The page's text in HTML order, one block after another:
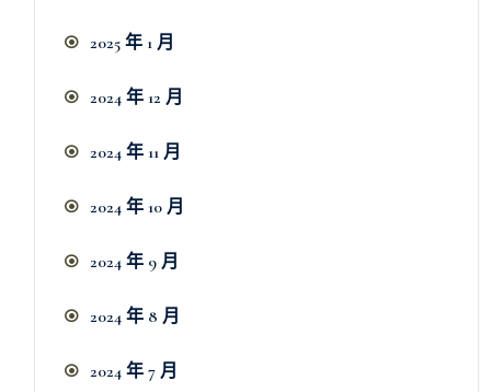
2025 年 1 月
2024 年 12 月
2024 年 11 月
2024 年 10 月
2024 年 9 月
2024 年 8 月
2024 年 7 月